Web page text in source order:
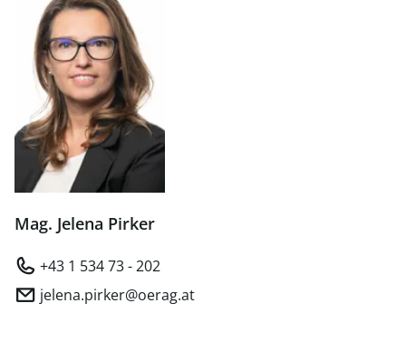
Mag. Jelena Pirker
+43 1 534 73 - 202
jelena.pirker@oerag.at